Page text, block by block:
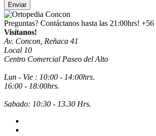
Enviar
Preguntas? Contáctanos hasta las 21:00hrs! +56
Visítanos!
Av. Concon, Reñaca 41
Local 10
Centro Comercial Paseo del Alto
Lun - Vie : 10:00 - 14:00hrs.
16:00 - 18:00hrs.
Sabado: 10:30 - 13.30 Hrs.